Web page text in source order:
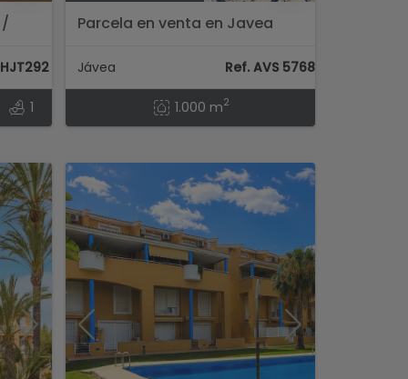
/
1
Parcela en venta en Javea
Jávea Ref. AVS 57684
1.000 m2